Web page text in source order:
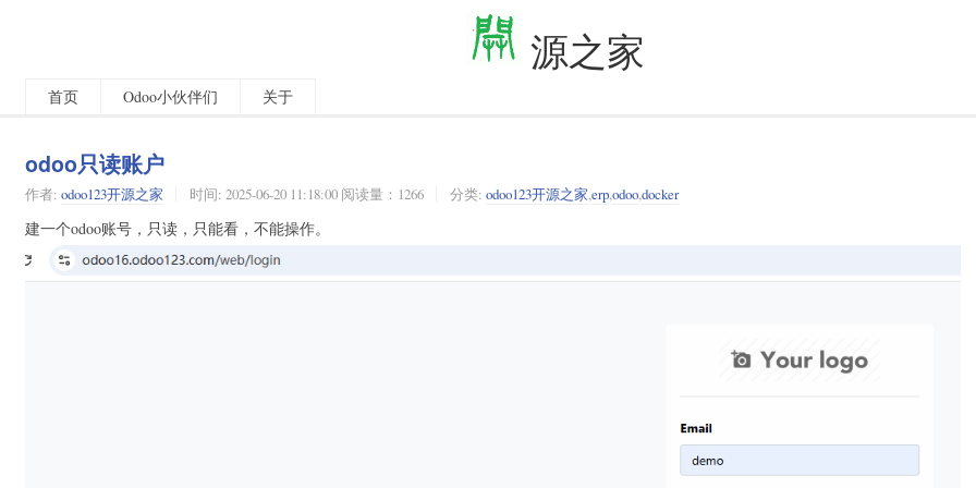
源之家
首页 Odoo小伙伴们 关于
odoo只读账户
作者:odoo123开源之家 时间:2025-06-20 11:18:00 阅读量：1266 分类:odoo123开源之家,erp,odoo,docker
建一个odoo账号，只读，只能看，不能操作。